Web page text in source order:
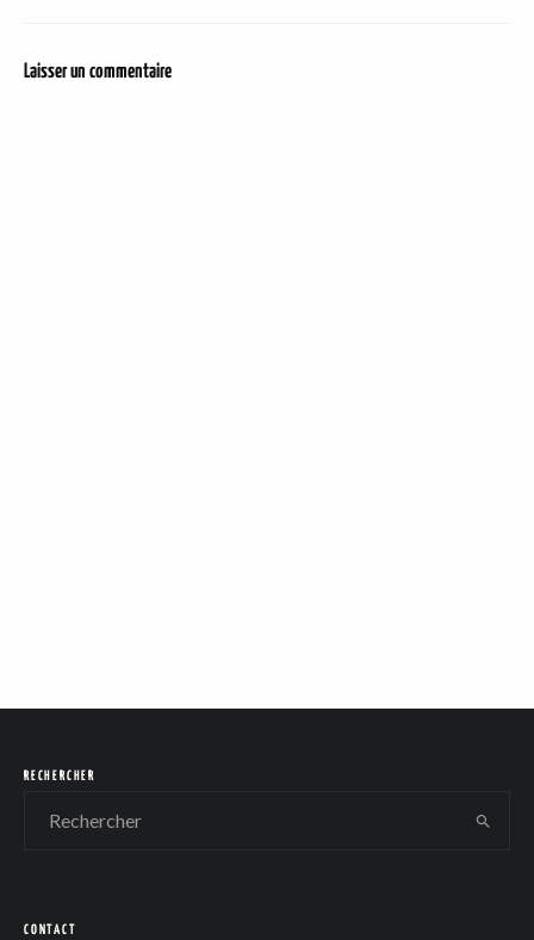
Laisser un commentaire
RECHERCHER
CONTACT